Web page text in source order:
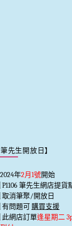
先生開放日】
年2月1號開始
P1106 筆先生網店提貨
取消筆聚/開放日
有問題可 購買支援
此網店訂單逢星期二